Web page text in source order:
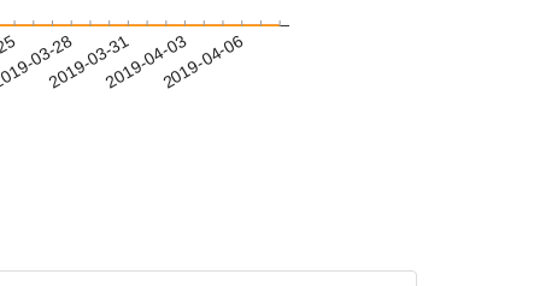
03-28
2019-03-312019-04-032019-04-06